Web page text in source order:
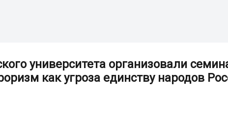
университета организовали
как угроза единству народов